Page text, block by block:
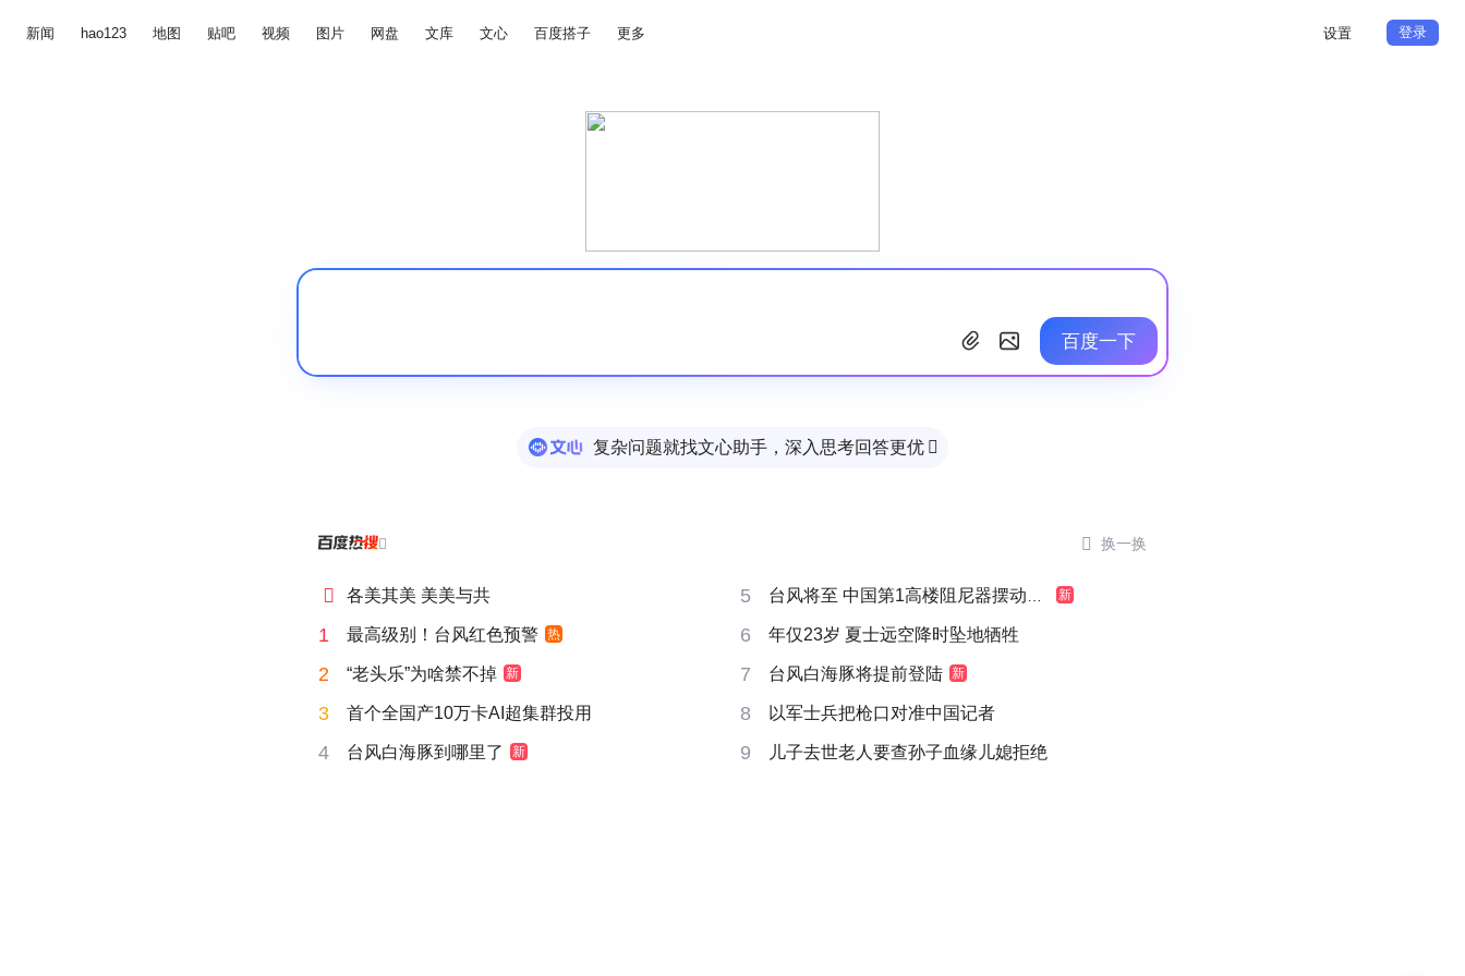
新闻 hao123 地图 贴吧 视频 图片 网盘 文库 文心 百度搭子 更多 设置 登录
百度一下
复杂问题就找文心助手，深入思考回答更优 
  换一换
 各美其美 美美与共 5 台风将至 中国第1高楼阻尼器摆动明显 新
1 最高级别！台风红色预警 热 6 年仅23岁 夏士远空降时坠地牺牲
2 “老头乐”为啥禁不掉 新 7 台风白海豚将提前登陆 新
3 首个全国产10万卡AI超集群投用 8 以军士兵把枪口对准中国记者
4 台风白海豚到哪里了 新 9 儿子去世老人要查孙子血缘儿媳拒绝